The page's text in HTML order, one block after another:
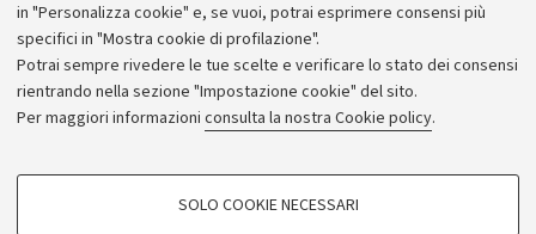
in "Personalizza cookie" e, se vuoi, potrai esprimere consensi più
specifici in "Mostra cookie di profilazione".
Potrai sempre rivedere le tue scelte e verificare lo stato dei consensi
rientrando nella sezione "Impostazione cookie" del sito.
Per maggiori informazioni consulta la nostra Cookie policy.
COOKIE DI PROFILAZIONE - FACOLTATIVI
SOLO COOKIE NECESSARI
Albo online
Amministrazione trasparente
Atti di notifica
Informazioni sul sito e accessibilità
Dichiarazione di accessibilità
Privacy e note legali